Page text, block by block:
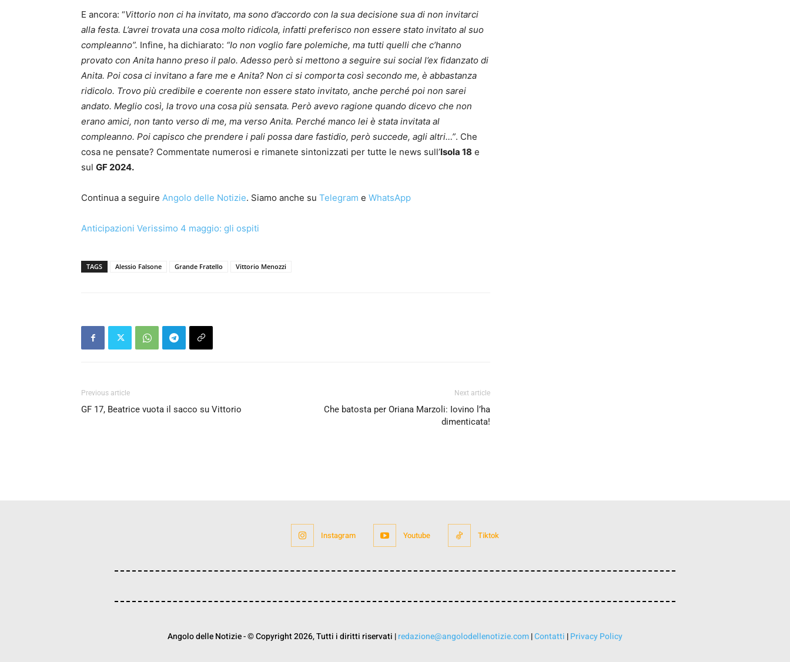
E ancora: “Vittorio non ci ha invitato, ma sono d’accordo con la sua decisione sua di non invitarci
alla festa. L’avrei trovata una cosa molto ridicola, infatti preferisco non essere stato invitato al suo
compleanno”. Infine, ha dichiarato: “Io non voglio fare polemiche, ma tutti quelli che c’hanno
provato con Anita hanno preso il palo. Adesso però si mettono a seguire sui social l’ex fidanzato di
Anita. Poi cosa ci invitano a fare me e Anita? Non ci si comporta così secondo me, è abbastanza
ridicolo. Trovo più credibile e coerente non essere stato invitato, anche perché poi non sarei
andato. Meglio così, la trovo una cosa più sensata. Però avevo ragione quando dicevo che non
erano amici, non tanto verso di me, ma verso Anita. Perché manco lei è stata invitata al
compleanno. Poi capisco che prendere i pali possa dare fastidio, però succede, agli altri…”. Che
cosa ne pensate? Commentate numerosi e rimanete sintonizzati per tutte le news sull’Isola 18 e
sul GF 2024.
Continua a seguire Angolo delle Notizie. Siamo anche su Telegram e WhatsApp
Anticipazioni Verissimo 4 maggio: gli ospiti
TAGS Alessio Falsone Grande Fratello Vittorio Menozzi
Previous article
GF 17, Beatrice vuota il sacco su Vittorio
Next article
Che batosta per Oriana Marzoli: Iovino l’ha
dimenticata!
Instagram Youtube Tiktok
Angolo delle Notizie - © Copyright 2026, Tutti i diritti riservati |redazione@angolodellenotizie.com|Contatti |Privacy Policy